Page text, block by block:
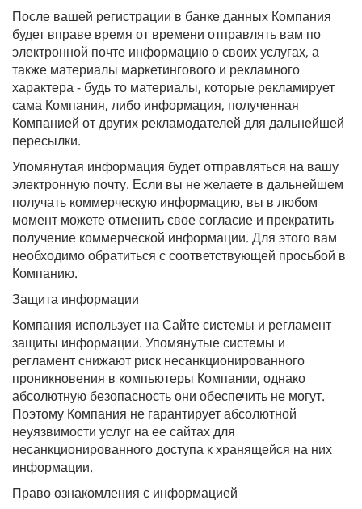
После вашей регистрации в банке данных Компания
будет вправе время от времени отправлять вам по
электронной почте информацию о своих услугах, а
также материалы маркетингового и рекламного
характера - будь то материалы, которые рекламирует
сама Компания, либо информация, полученная
Компанией от других рекламодателей для дальнейшей
пересылки.
Упомянутая информация будет отправляться на вашу
электронную почту. Если вы не желаете в дальнейшем
получать коммерческую информацию, вы в любом
момент можете отменить свое согласие и прекратить
получение коммерческой информации. Для этого вам
необходимо обратиться с соответствующей просьбой в
Компанию.
Защита информации
Компания использует на Сайте системы и регламент
защиты информации. Упомянутые системы и
регламент снижают риск несанкционированного
проникновения в компьютеры Компании, однако
абсолютную безопасность они обеспечить не могут.
Поэтому Компания не гарантирует абсолютной
неуязвимости услуг на ее сайтах для
несанкционированного доступа к хранящейся на них
информации.
Право ознакомления с информацией